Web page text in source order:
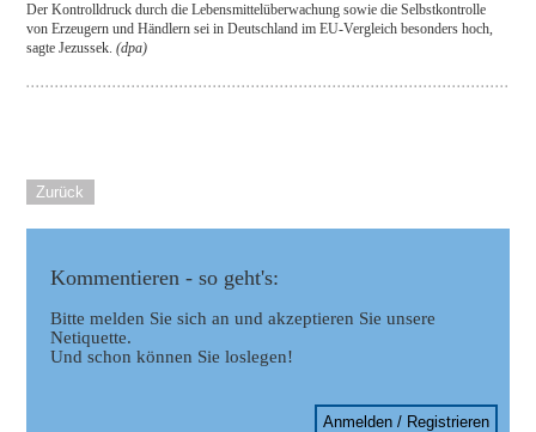
Der Kontrolldruck durch die Lebensmittelüberwachung sowie die Selbstkontrolle
von Erzeugern und Händlern sei in Deutschland im EU-Vergleich besonders hoch,
sagte Jezussek.(dpa)
Zurück
Kommentieren - so geht's:
Bitte melden Sie sich an und akzeptieren Sie unsere
Netiquette.
Und schon können Sie loslegen!
Anmelden / Registrieren